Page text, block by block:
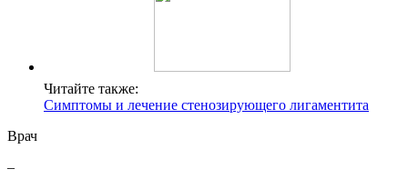
Читайте также:
Симптомы и лечение стенозирующего лигаментита
Врач
–